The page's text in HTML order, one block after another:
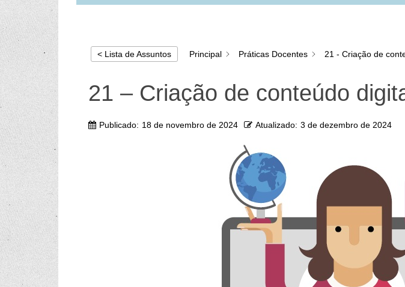
< Lista de Assuntos Principal Práticas Docentes 21 - Criação de
21 – Criação de conteúdo
Publicado: 18 de novembro de 2024 Atualizado: 3 de dezembro de 2024